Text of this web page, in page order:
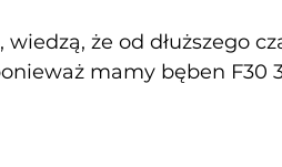
że od dłuższego
mamy bęben F30